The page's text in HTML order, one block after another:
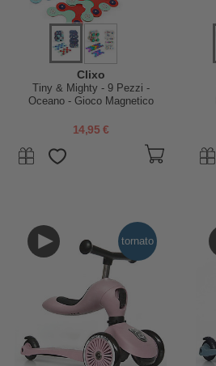
Clixo
Tiny & Mighty - 9 Pezzi -
Oceano - Gioco Magnetico
14,95 €
tornato